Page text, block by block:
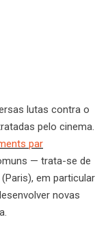
lutas contra o
pelo cinema.
par
— trata-se de
em particular
novas